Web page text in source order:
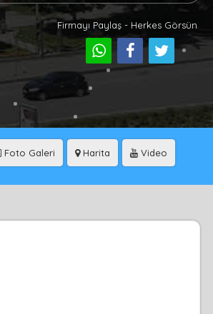
Firmayı Paylaş - Herkes Görsün
Foto Galeri Harita Video